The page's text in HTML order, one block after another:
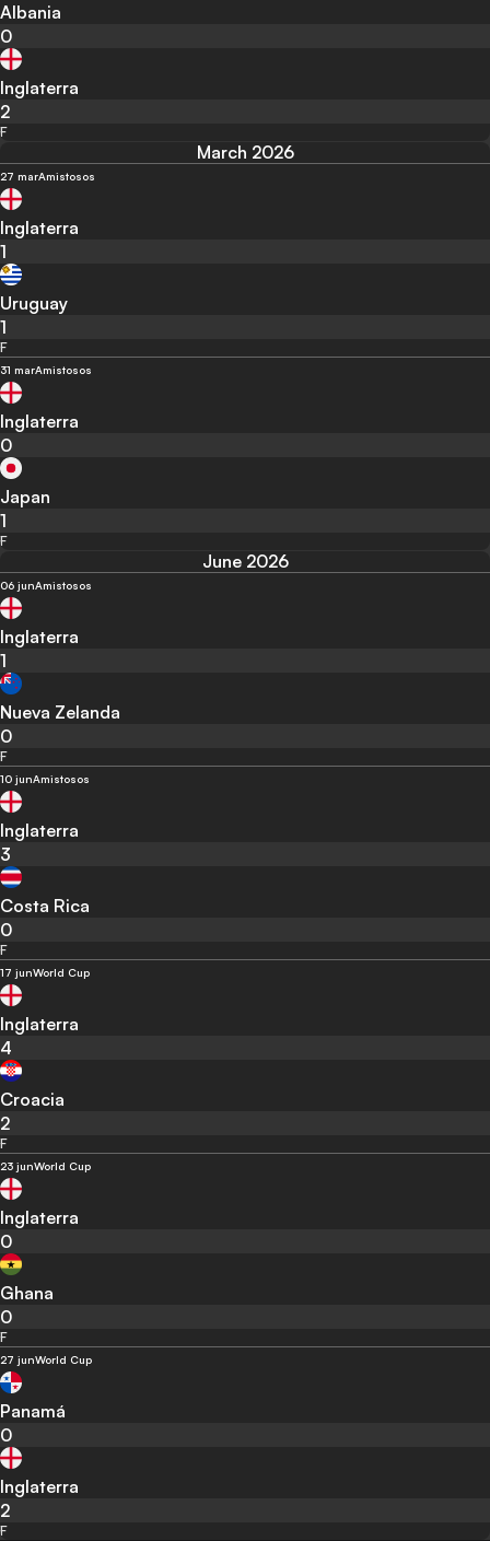
Albania
0
Inglaterra
2
F
March 2026
27 marAmistosos
Inglaterra
1
Uruguay
1
F
31 marAmistosos
Inglaterra
0
Japan
1
F
June 2026
06 junAmistosos
Inglaterra
1
Nueva Zelanda
0
F
10 junAmistosos
Inglaterra
3
Costa Rica
0
F
17 junWorld Cup
Inglaterra
4
Croacia
2
F
23 junWorld Cup
Inglaterra
0
Ghana
0
F
27 junWorld Cup
Panamá
0
Inglaterra
2
F